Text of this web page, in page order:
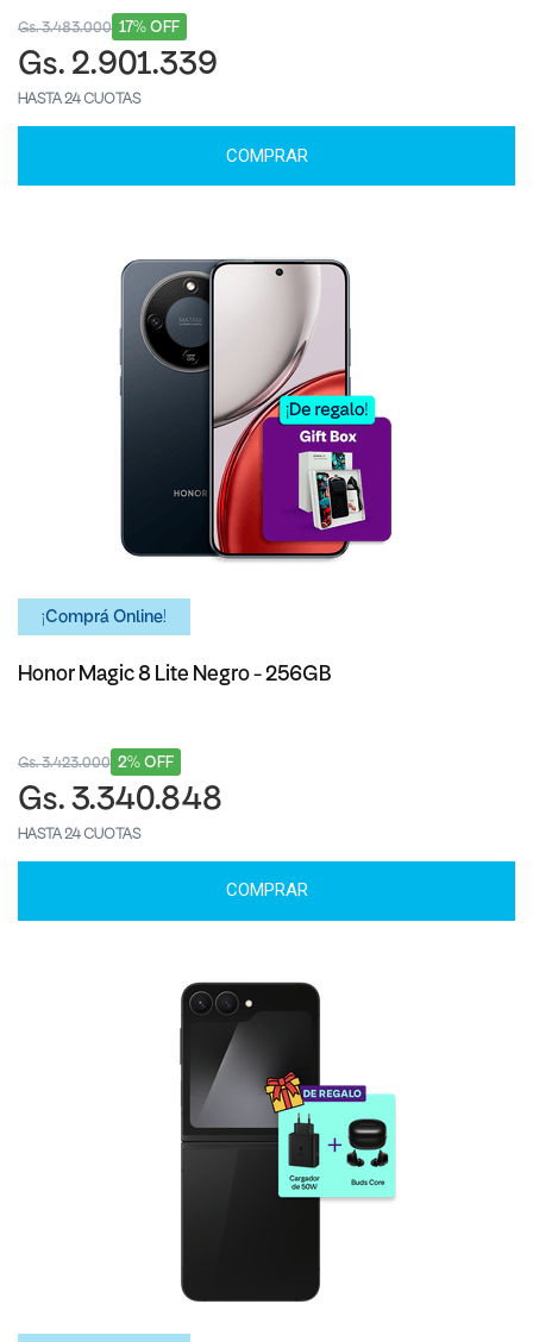
17% OFF
Gs. 3.483.000
Gs. 2.901.339
HASTA 24 CUOTAS
COMPRAR
¡Comprá Online!
Honor Magic 8 Lite Negro - 256GB
2% OFF
Gs. 3.423.000
Gs. 3.340.848
HASTA 24 CUOTAS
COMPRAR